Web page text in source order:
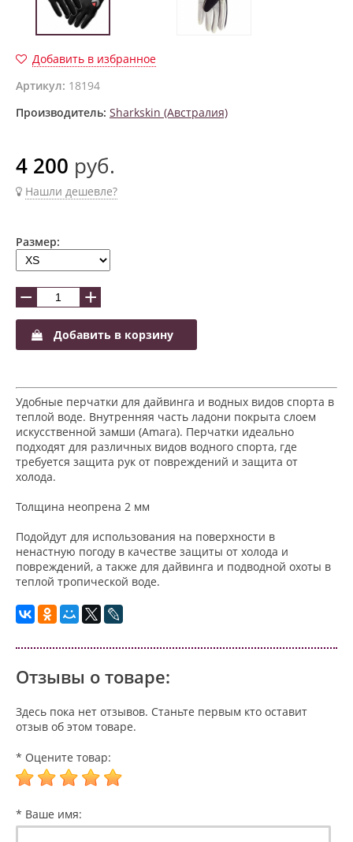
Добавить в избранное
Артикул: 18194
Производитель: Sharkskin (Австралия)
4 200 руб.
Нашли дешевле?
Размер:
− +
Добавить в корзину
Удобные перчатки для дайвинга и водных видов спорта в
теплой воде. Внутренняя часть ладони покрыта слоем
искусственной замши (Amara). Перчатки идеально
подходят для различных видов водного спорта, где
требуется защита рук от повреждений и защита от
холода.
Толщина неопрена 2 мм
Подойдут для использования на поверхности в
ненастную погоду в качестве защиты от холода и
повреждений, а также для дайвинга и подводной охоты в
теплой тропической воде.
Отзывы о товаре:
Здесь пока нет отзывов. Станьте первым кто оставит
отзыв об этом товаре.
* Оцените товар:
* Ваше имя: